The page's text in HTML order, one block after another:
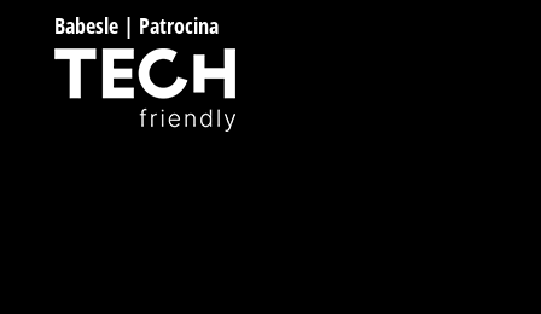
Babesle | Patrocina